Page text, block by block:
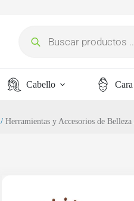
Cabello Cara
/Herramientas y Accesorios de Belleza